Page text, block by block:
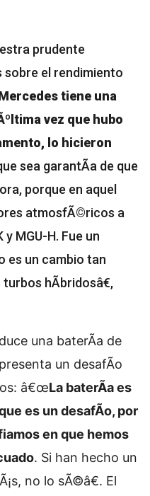
prudente
el rendimiento
tiene una
vez que hubo
lo hicieron
sea garantÃ­a de que
porque en aquel
atmosfÃ©ricos a
MGU-H. Fue un
es un cambio tan
hÃ­bridosâ€,
una baterÃ­a de
un desafÃ­o
â€œLa baterÃ­a es
es un desafÃ­o, por
en que hemos
. Si han hecho un
no lo sÃ©â€. El